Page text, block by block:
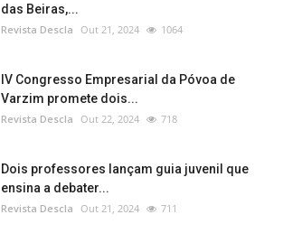
das Beiras,...
Revista Descla Out 21, 2024 1064
IV Congresso Empresarial da Póvoa de
Varzim promete dois...
Revista Descla Out 22, 2024 718
Dois professores lançam guia juvenil que
ensina a debater...
Revista Descla Out 21, 2024 711